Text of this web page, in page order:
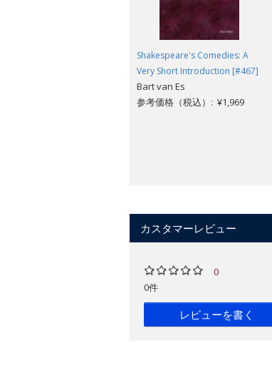
Shakespeare's Comedies: A
Very Short Introduction [#467]
Bart van Es
参考価格（税込）: ¥1,969
カスタマーレビュー
0
0件
レビューを書く